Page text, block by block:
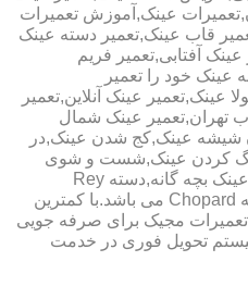
عینک,آموزش تعمیرات
قاب عینک,تعمیر دسته عینک
آفتابی,تعمیر فریم
خود را تعمیر
عینک,تعمیر عینک آنلاین,تعمیر
تهران,تعمیر عینک شمال
شیشه عینک,کج شدن عینک,در
کردن عینک,شست و شوی
عینک,شکستن عینک فلزی,تعمیر عینک بچه گانه,دسته Rey
Ban,دسته AO,دسته Police,دسته Chopard می باشد.با کمترین
مجیک برای صرفه جویی
تحویل فوری در خدمت